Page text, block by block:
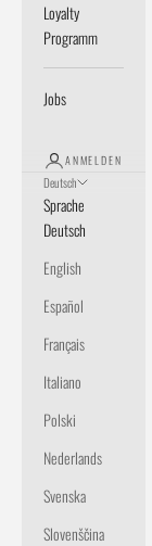
Loyalty
Programm
Jobs
ANMELDEN
Deutsch
Sprache
Deutsch
English
Español
Français
Italiano
Polski
Nederlands
Svenska
Slovenščina